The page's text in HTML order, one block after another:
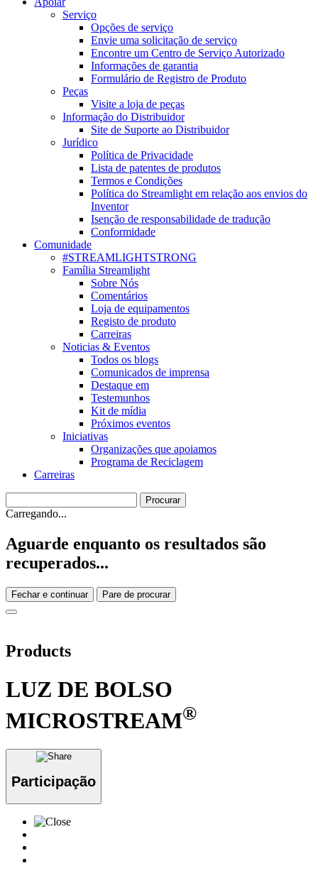
Serviço
Opções de serviço
Envie uma solicitação de serviço
Encontre um Centro de Serviço Autorizado
Informações de garantia
Formulário de Registro de Produto
Peças
Visite a loja de peças
Informação do Distribuidor
Site de Suporte ao Distribuidor
Jurídico
Política de Privacidade
Lista de patentes de produtos
Termos e Condições
Política do Streamlight em relação aos envios do
Inventor
Isenção de responsabilidade de tradução
Conformidade
Comunidade
#STREAMLIGHTSTRONG
Família Streamlight
Sobre Nós
Comentários
Loja de equipamentos
Registo de produto
Carreiras
Noticias & Eventos
Todos os blogs
Comunicados de imprensa
Destaque em
Testemunhos
Kit de mídia
Próximos eventos
Iniciativas
Organizações que apoiamos
Programa de Reciclagem
Carreiras
Carregando...
Aguarde enquanto os resultados são
recuperados...
Fechar e continuar Pare de procurar
Products
LUZ DE BOLSO
MICROSTREAM®
Participação